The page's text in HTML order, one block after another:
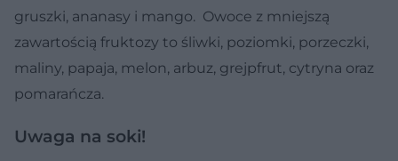
gruszki, ananasy i mango. Owoce z mniejszą
zawartością fruktozy to śliwki, poziomki, porzeczki,
maliny, papaja, melon, arbuz, grejpfrut, cytryna oraz
pomarańcza.
Uwaga na soki!